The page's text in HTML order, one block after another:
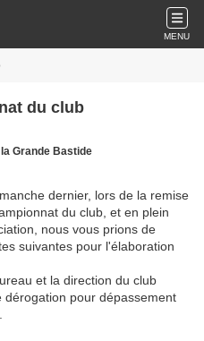
MENU
du club
Grande Bastide
dernier, lors de la remise
du club, et en plein
nous vous prions de
suivantes pour l'élaboration
et la direction du club
pour dépassement